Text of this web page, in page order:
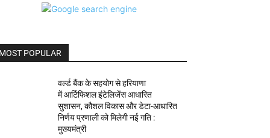
MOST POPULAR
वर्ल्ड बैंक के सहयोग से हरियाणा
में आर्टिफिशल इंटेलिजेंस आधारित
सुशासन, कौशल विकास और डेटा-आधारित
निर्णय प्रणाली को मिलेगी नई गति :
मुख्यमंत्री